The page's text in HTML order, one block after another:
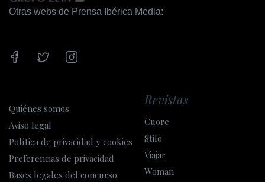
Otras webs de Prensa Ibérica Media:
Quiénes somos
Aviso legal
Política de privacidad y cookies
Preferencias de privacidad
Bases legales del concurso
Revistas
Cuore
Stilo
Viajar
Woman